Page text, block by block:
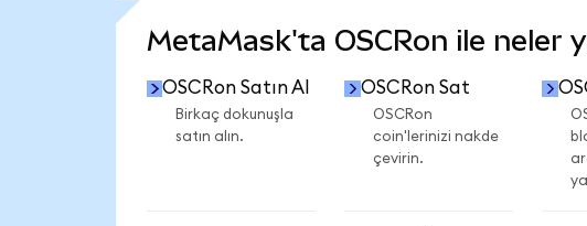
MetaMask'ta OSCRon ile neler
OSCRon Satın Al
Birkaç dokunuşla
satın alın.
OSCRon Sat
OSCRon
coin'lerinizi nakde
çevirin.